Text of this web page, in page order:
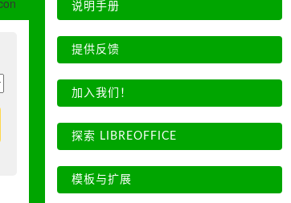
说明手册
提供反馈
加入我们！
探索 LIBREOFFICE
模板与扩展